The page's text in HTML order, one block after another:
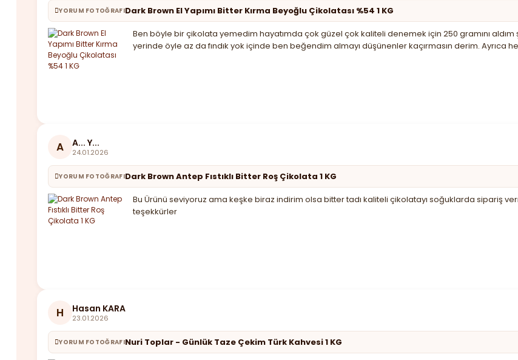
YORUM FOTOĞRAFIDark Brown El Yapımı Bitter Kırma Beyoğlu Çikolatası %54 1 KG
Ben böyle bir çikolata yemedim hayatımda çok güzel çok kaliteli denemek için 250 gramını
yerinde öyle az da fındık yok içinde ben beğendim almayı düşünenler kaçırmasın derim.
A A... Y...
24.01.2026
YORUM FOTOĞRAFIDark Brown Antep Fıstıklı Bitter Roş Çikolata 1 KG
Bu Ürünü seviyoruz ama keşke biraz indirim olsa bitter tadı kaliteli çikolatayı soğuklarda sipariş
teşekkürler
H Hasan KARA
23.01.2026
YORUM FOTOĞRAFINuri Toplar - Günlük Taze Çekim Türk Kahvesi 1 KG